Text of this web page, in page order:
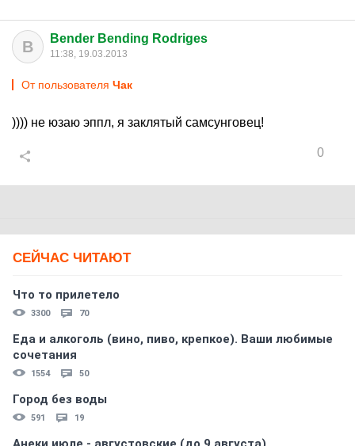
B Bender Bending Rodriges
11:38, 19.03.2013
От пользователя Чaк
)))) не юзаю эппл, я заклятый самсунговец!
0
СЕЙЧАС ЧИТАЮТ
Что то прилетело
3300 70
Еда и алкоголь (вино, пиво, крепкое). Ваши любимые
сочетания
1554 50
Город без воды
591 19